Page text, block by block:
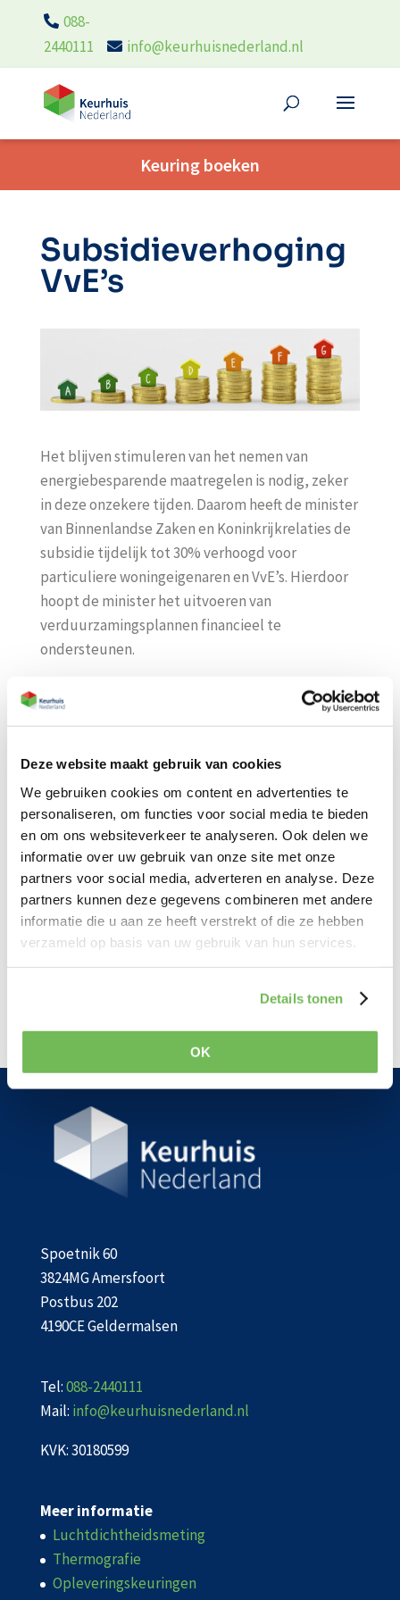
Deze website maakt gebruik van cookies
We gebruiken cookies om content en advertenties te
personaliseren, om functies voor social media te bieden
en om ons websiteverkeer te analyseren. Ook delen we
informatie over uw gebruik van onze site met onze
partners voor social media, adverteren en analyse. Deze
partners kunnen deze gegevens combineren met andere
informatie die u aan ze heeft verstrekt of die ze hebben
verzameld op basis van uw gebruik van hun services.
Details tonen
OK
088-
2440111
info@keurhuisnederland.nl
Keuring boeken
Subsidieverhoging
VvE’s
Het blijven stimuleren van het nemen van
energiebesparende maatregelen is nodig, zeker
in deze onzekere tijden. Daarom heeft de minister
van Binnenlandse Zaken en Koninkrijkrelaties de
subsidie tijdelijk tot 30% verhoogd voor
particuliere woningeigenaren en VvE’s. Hierdoor
hoopt de minister het uitvoeren van
verduurzamingsplannen financieel te
ondersteunen.
Om als woningeigenaar in aanmerking te komen
voor het hogere subsidiebedrag, moet je aan
betalen tussen 01/06/20 en 31/12/20. Tevens
krijgen huurwoningen in een gemengde VvE met
koop- en huurwoningen vanaf september 2020
ook subsidie.
Voor meer informatie verwijzen we u door naar de
website van het RvO:
https://www.rijksoverheid.nl/actueel/nieuws/202
0/12/18/nieuw-energielabel-voor-gebouwen-per-
1-januari-2021
Spoetnik 60
3824MG Amersfoort
Postbus 202
4190CE Geldermalsen
Tel:088-2440111
Mail: info@keurhuisnederland.nl
KVK: 30180599
Meer informatie
Luchtdichtheidsmeting
Thermografie
Opleveringskeuringen